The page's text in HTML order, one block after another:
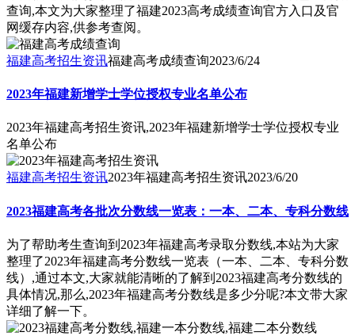
查询,本文为大家整理了福建2023高考成绩查询官方入口及官
网缓存内容,供参考查阅。
福建高考招生资讯福建高考成绩查询2023/6/24
2023年福建新增学士学位授权专业名单公布
2023年福建高考招生资讯,2023年福建新增学士学位授权专业
名单公布
福建高考招生资讯2023年福建高考招生资讯2023/6/20
2023福建高考各批次分数线一览表：一本、二本、专科分数线
为了帮助考生查询到2023年福建高考录取分数线,本站为大家
整理了2023年福建高考分数线一览表（一本、二本、专科分数
线）,通过本文,大家就能清晰的了解到2023福建高考分数线的
具体情况,那么,2023年福建高考分数线是多少分呢?本文带大家
详细了解一下。